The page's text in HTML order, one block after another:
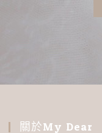
關於My Dear